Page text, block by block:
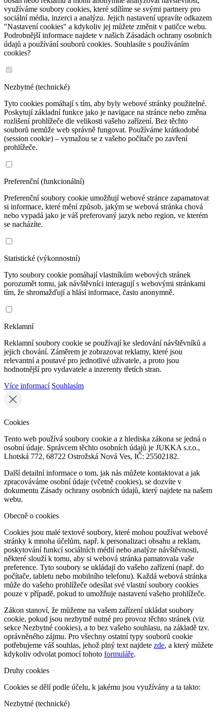
využíváme soubory cookies, které sdílíme se svými partnery pro
sociální média, inzerci a analýzu. Jejich nastavení upravíte odkazem
"Nastavení cookies" a kdykoliv jej můžete změnit v patičce webu.
Podrobnější informace najdete v našich Zásadách ochrany osobních
údajů a používání souborů cookies. Souhlasíte s používáním
cookies?
Nezbytné (technické)
Tyto cookies pomáhají s tím, aby byly webové stránky použitelné.
Poskytují základní funkce jako je navigace na stránce nebo změna
rozlišení prohlížeče dle velikosti vašeho zařízení. Bez těchto
souborů nemůže web správně fungovat. Používáme krátkodobé
(session cookie) – vymažou se z vašeho počítače po zavření
prohlížeče.
Preferenční (funkcionální)
Preferenční soubory cookie umožňují webové stránce zapamatovat
si informace, které mění způsob, jakým se webová stránka chová
nebo vypadá jako je váš preferovaný jazyk nebo region, ve kterém
se nacházíte.
Statistické (výkonnostní)
Tyto soubory cookie pomáhají vlastníkům webových stránek
porozumět tomu, jak návštěvníci interagují s webovými stránkami
tím, že shromažďují a hlásí informace, často anonymně.
Reklamní
Reklamní soubory cookie se používají ke sledování návštěvníků a
jejich chování. Záměrem je zobrazovat reklamy, které jsou
relevantní a poutavé pro jednotlivé uživatele, a proto jsou
hodnotnější pro vydavatele a inzerenty třetích stran.
Více informací Souhlasím
Cookies
Tento web používá soubory cookie a z hlediska zákona se jedná o
osobní údaje. Správcem těchto osobních údajů je JUKKA s.r.o.,
Lhotská 772, 68722 Ostrožská Nová Ves, IČ: 25502182.
Další detailní informace o tom, jak nás můžete kontaktovat a jak
zpracováváme osobní údaje (včetně cookies), se dozvíte v
dokumentu Zásady ochrany osobních údajů, který najdete na našem
webu.
Obecně o cookies
Cookies jsou malé textové soubory, které mohou používat webové
stránky k mnoha účelům, např. k personalizaci obsahu a reklam,
poskytování funkcí sociálních médií nebo analýze návštěvnosti,
některé slouží k tomu, aby si webová stránka pamatovala vaše
preference. Tyto soubory se ukládají do vašeho zařízení (např. do
počítače, tabletu nebo mobilního telefonu). Každá webová stránka
může do vašeho prohlížeče odesílat své vlastní soubory cookies
pouze v případě, pokud to umožňuje nastavení vašeho prohlížeče.
Zákon stanoví, že můžeme na vašem zařízení ukládat soubory
cookie, pokud jsou nezbytně nutné pro provoz těchto stránek (viz
sekce Nezbytné cookies), a to bez vašeho souhlasu, na základě tzv.
oprávněného zájmu. Pro všechny ostatní typy souborů cookie
potřebujeme váš souhlas, jehož plný text najdete zde, a který můžete
kdykoliv odvolat pomocí tohoto formuláře.
Druhy cookies
Cookies se dělí podle účelu, k jakému jsou využívány a ta takto:
Nezbytné (technické)